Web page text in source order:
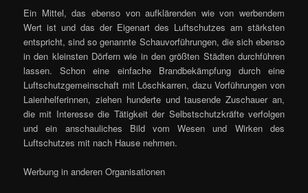
Ein Mittel, das ebenso von aufklärenden wie von werbendem
Wert ist und das der Eigenart des Luftschutzes am stärksten
entspricht, sind so genannte Schauvorführungen, die sich ebenso
in den kleinsten Dörfern wie in den größten Städten durchführen
lassen. Schon eine einfache Brandbekämpfung durch eine
Luftschutzgemeinschaft mit Löschkarren, dazu Vorführungen von
Laienhelferinnen, ziehen hunderte und tausende Zuschauer an,
die mit Interesse die Tätigkeit der Selbstschutzkräfte verfolgen
und ein anschauliches Bild vom Wesen und Wirken des
Luftschutzes mit nach Hause nehmen.
Werbung in anderen Organisationen